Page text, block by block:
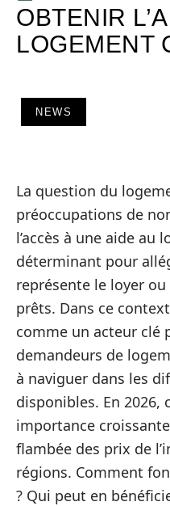
OBTENIR
LOGEMENT
NEWS
La question du
préoccupations de
l’accès à une aide au
déterminant pour
représente le loyer
prêts. Dans ce
comme un acteur clé
demandeurs de
à naviguer dans les
disponibles. En 2026,
importance
flambée des prix de
régions. Comment
? Qui peut en